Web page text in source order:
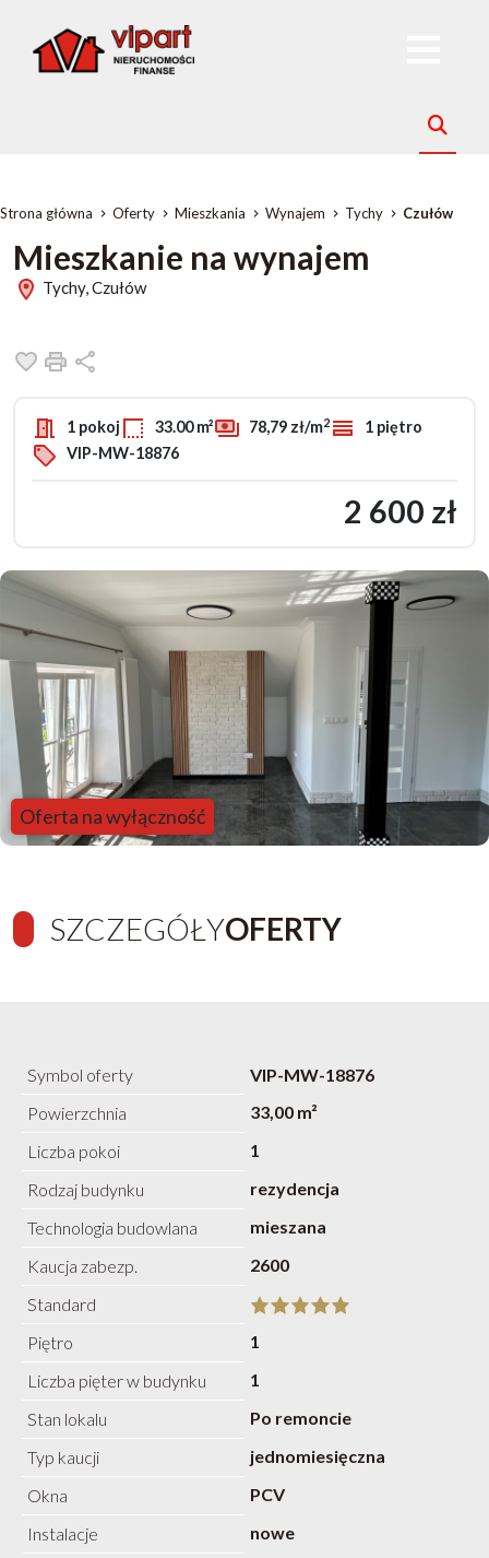
Strona główna Oferty Mieszkania Wynajem Tychy Czułów
Mieszkanie na wynajem
Tychy, Czułów
Dodaj do ulubionych
Drukuj
1 pokoj 33.00 m² 78,79 zł/m2
1 piętro
VIP-MW-18876
2 600 zł
Oferta na wyłączność
SZCZEGÓŁYOFERTY
Symbol oferty
VIP-MW-18876
Powierzchnia
33,00 m²
Liczba pokoi
1
Rodzaj budynku
rezydencja
Technologia budowlana
mieszana
Kaucja zabezp.
2600
Standard
Piętro
1
Liczba pięter w budynku
1
Stan lokalu
Po remoncie
Typ kaucji
jednomiesięczna
Okna
PCV
Instalacje
nowe